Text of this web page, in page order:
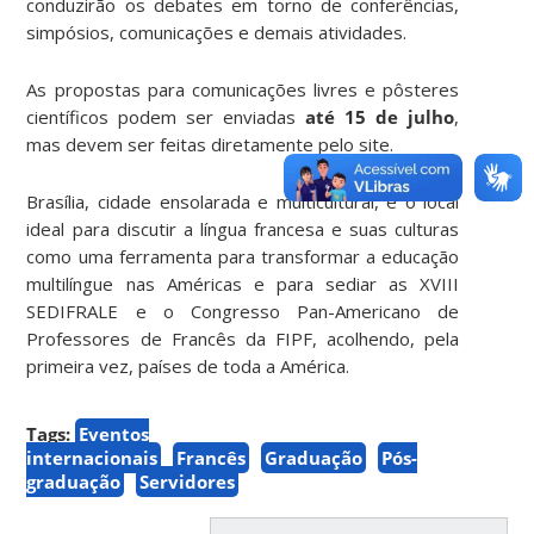
simpósios, comunicações e demais atividades.
As propostas para comunicações livres e pôsteres
científicos podem ser enviadasaté 15 de julho,
mas devem ser feitas diretamente pelo site.
Brasília, cidade ensolarada e multicultural, é o local
ideal para discutir a língua francesa e suas culturas
como uma ferramenta para transformar a educação
multilíngue nas Américas e para sediar as XVIII
SEDIFRALE e o Congresso Pan-Americano de
Professores de Francês da FIPF, acolhendo, pela
primeira vez, países de toda a América.
Tags: Eventos
internacionais
Francês Graduação
Pós-
graduação
Servidores